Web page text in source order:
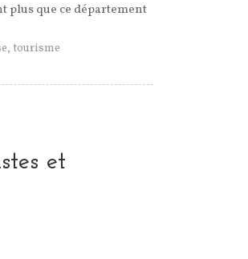
plus que ce département
, tourisme
et